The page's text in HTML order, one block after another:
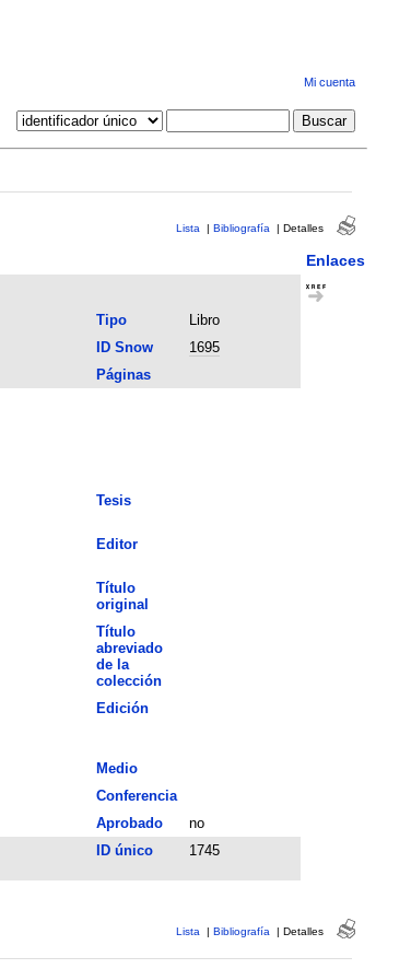
Mi cuenta
Lista | Bibliografía | Detalles
Enlaces
Tipo
Libro
ID Snow
1695
Páginas
Tesis
Editor
Título
original
Título
abreviado
de la
colección
Edición
Medio
Conferencia
Aprobado
no
ID único 1745
Lista | Bibliografía | Detalles